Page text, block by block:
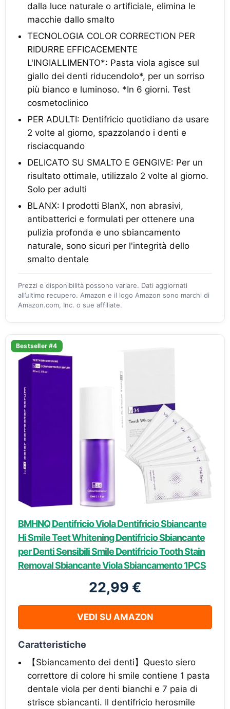
dalla luce naturale o artificiale, elimina le
macchie dallo smalto
TECNOLOGIA COLOR CORRECTION PER
RIDURRE EFFICACEMENTE
L'INGIALLIMENTO*: Pasta viola agisce sul
giallo dei denti riducendolo*, per un sorriso
più bianco e luminoso. *In 6 giorni. Test
cosmetoclinico
PER ADULTI: Dentifricio quotidiano da usare
2 volte al giorno, spazzolando i denti e
risciacquando
DELICATO SU SMALTO E GENGIVE: Per un
risultato ottimale, utilizzalo 2 volte al giorno.
Solo per adulti
BLANX: I prodotti BlanX, non abrasivi,
antibatterici e formulati per ottenere una
pulizia profonda e uno sbiancamento
naturale, sono sicuri per l'integrità dello
smalto dentale
Prezzi e disponibilità possono variare. Dati aggiornati
all’ultimo recupero. Amazon e il logo Amazon sono marchi di
Amazon.com, Inc. o sue affiliate.
Bestseller #4
BMHNQ Dentifricio Viola Dentifricio Sbiancante
Hi Smile Teet Whitening Dentifricio Sbiancante
per Denti Sensibili Smile Dentifricio Tooth Stain
Removal Sbiancante Viola Sbiancamento 1PCS
22,99 €
VEDI SU AMAZON
Caratteristiche
【Sbiancamento dei denti】Questo siero
correttore di colore hi smile contiene 1 pasta
dentale viola per denti bianchi e 7 paia di
strisce sbiancanti. Il dentifricio herosmile